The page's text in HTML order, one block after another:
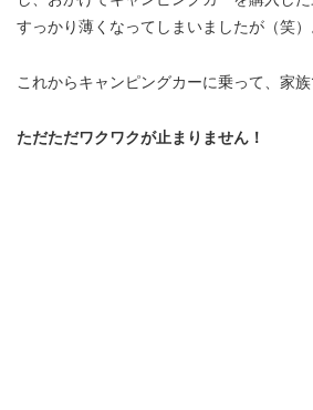
すっかり薄くなってしまいましたが（笑）
これからキャンピングカーに乗って、家
ただただワクワクが止まりません！